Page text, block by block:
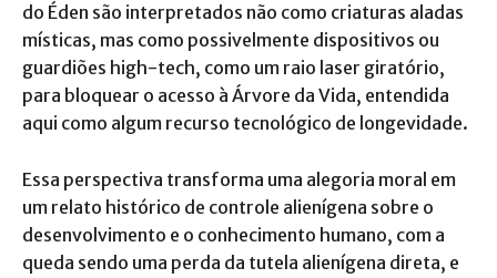
do Éden são interpretados não como criaturas aladas
místicas, mas como possivelmente dispositivos ou
guardiões high-tech, como um raio laser giratório,
para bloquear o acesso à Árvore da Vida, entendida
aqui como algum recurso tecnológico de longevidade.
Essa perspectiva transforma uma alegoria moral em
um relato histórico de controle alienígena sobre o
desenvolvimento e o conhecimento humano, com a
queda sendo uma perda da tutela alienígena direta, e